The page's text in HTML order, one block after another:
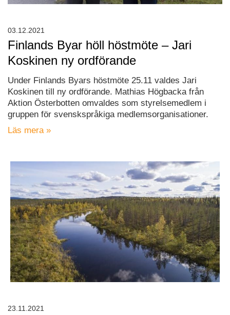
Finlands Byar höll höstmöte – Jari
Koskinen ny ordförande
Under Finlands Byars höstmöte 25.11 valdes Jari
Koskinen till ny ordförande. Mathias Högbacka från
Aktion Österbotten omvaldes som styrelsemedlem i
gruppen för svenskspråkiga medlemsorganisationer.
Läs mera »
03.12.2021
23.11.2021